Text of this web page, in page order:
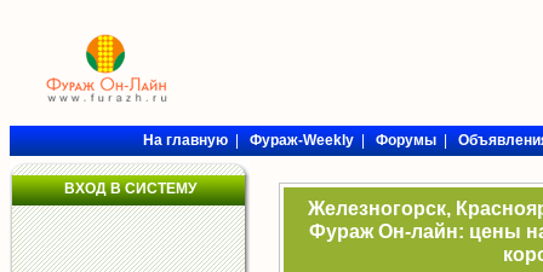
На главную|Фураж-Weekly|Форумы|
ВХОД В СИСТЕМУ
Железногорск,
Фураж Он-лайн: цены